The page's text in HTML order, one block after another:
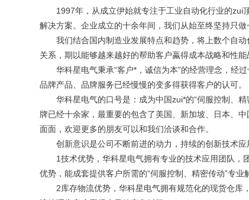
1997年，从成立伊始就专注于工业自动化行业的zui
解决方案。企业成立的十余年间，我们从始至终坚持只做
我们结合国内制造业发展特点和趋势，将上数个自动
关系，期以能够越来越好的帮助客户蠃得成本战略和性能
华科星电气秉承“客户*，诚信为本”的经营理念，经过
品牌产品、品牌服务已经慢慢的变多得获得客户的认可。
华科星电气的口号是：成为中国zui*的“伺服控制、精
牌已经十余家，最重要的包含了美国、新加坡、日本、
面面，欢迎更多的朋友可以和我们洽谈和合作。
创新意识是公司不断前进的动力，持续的创新技术应
1技术优势，华科星电气拥有专业的技术应用团队，
优势，能成套提供客户所需的“伺服控制、精密传动”专
2库存物流优势，华科星电气拥有规范化的现货仓库